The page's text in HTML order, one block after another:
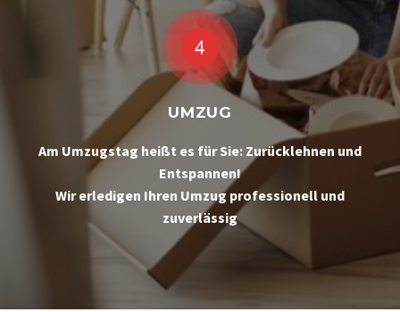
UMZUG
Am Umzugstag heißt es für Sie: Zurücklehnen und
Entspannen!
Wir erledigen Ihren Umzug professionell und
zuverlässig